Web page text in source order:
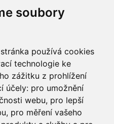
soubory
používá cookies
technologie ke
zážitku z prohlížení
účely: pro umožnění
webu, pro lepší
, pro měření vašeho
půdy:
slabě skeletovitá /
hluboká
Společné zemědělské
PDF